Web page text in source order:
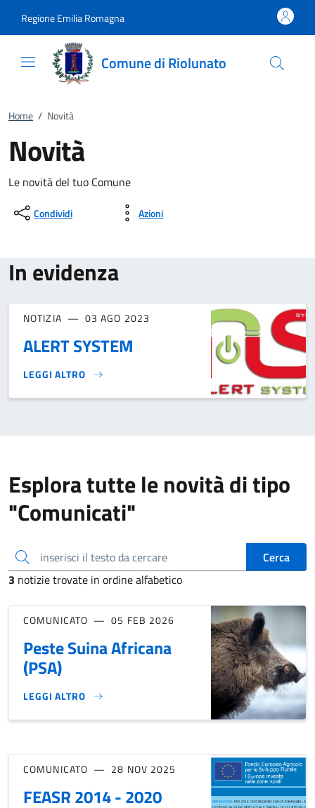
Regione Emilia Romagna
Comune di Riolunato
Home / Novità
Novità
Le novità del tuo Comune
Condividi Azioni
In evidenza
NOTIZIA 03 AGO 2023
ALERT SYSTEM
LEGGI ALTRO
ALERT SYSTEM }
Esplora tutte le novità di tipo
"Comunicati"
inserisci il testo da cercare
Cerca
3 notizie trovate in ordine alfabetico
COMUNICATO 05 FEB 2026
Peste Suina Africana
(PSA)
LEGGI ALTRO
PESTE SUINA AFRICANA (PSA)}
COMUNICATO 28 NOV 2025
FEASR 2014 - 2020